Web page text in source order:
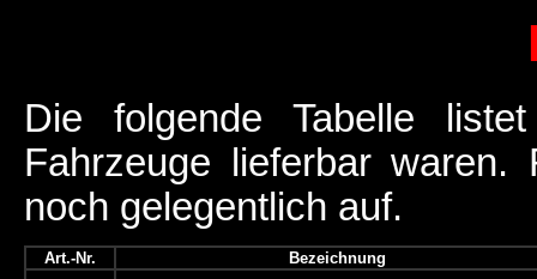
Die folgende Tabelle
Fahrzeuge lieferbar waren.
noch gelegentlich auf.
Art.-Nr. Bezeichnung